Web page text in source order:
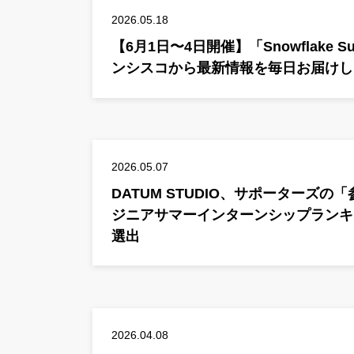
2026.05.18
【6月1日〜4日開催】「Snowflake
ンシスコから最新情報を毎日お届け
2026.05.07
DATUM STUDIO、サポーターズの「
ジニアサマーインターンシップラン
選出
2026.04.08